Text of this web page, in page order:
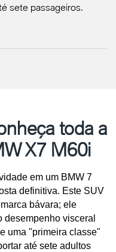
sete passageiros.
toda a
X7 M60i
em um BMW 7
definitiva. Este SUV
bávara; ele
desempenho visceral
uma "primeira classe"
até sete adultos